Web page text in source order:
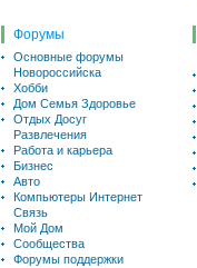
Форумы
Основные форумы
Новороссийска
Хобби
Дом Семья Здоровье
Отдых Досуг
Развлечения
Работа и карьера
Бизнес
Авто
Компьютеры Интернет
Связь
Мой Дом
Сообщества
Форумы поддержки